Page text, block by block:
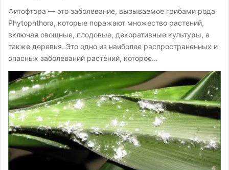
Фитофтора — это заболевание, вызываемое грибами рода
Phytophthora, которые поражают множество растений,
включая овощные, плодовые, декоративные культуры, а
также деревья. Это одно из наиболее распространенных и
опасных заболеваний растений, которое…